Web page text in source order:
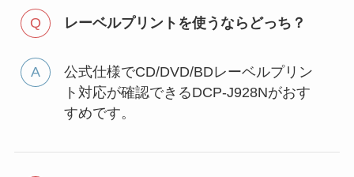
レーベルプリントを使うならどっち？
公式仕様でCD/DVD/BDレーベルプリン
ト対応が確認できるDCP-J928Nがおす
すめです。